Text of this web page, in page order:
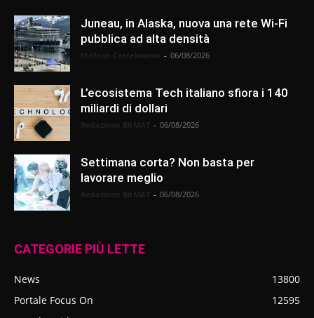
Juneau, in Alaska, nuova una rete Wi-Fi
pubblica ad alta densità
- 06/08/2026
L’ecosistema Tech italiano sfiora i 140
miliardi di dollari
- 06/08/2026
Settimana corta? Non basta per
lavorare meglio
- 06/08/2026
CATEGORIE PIÙ LETTE
News
13800
Portale Focus On
12595